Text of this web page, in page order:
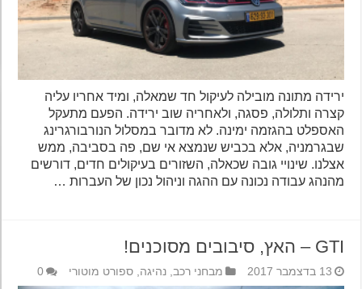
ירידה מתונה מובילה לעיקול חד שמאלה, ומיד אחריו עליה
קצרה ותלולה, פסגה, ולאחריה שוב ירידה. הפעם מתעקל
האספלט בהגזמה ימינה. לא מדובר במסלול הנורבורגרינג
שבגרמניה, אלא בכביש שנמצא אי שם, פה בסביבה, ממש
אצלנו. שינויי גובה שכאלה, השזורים בעיקולים חדים, דורשים
מהנהג עבודה נכונה עם ההגה וניהול נכון של העברות …
GTI – האץ, סיבובים מסוכנים!
13 בדצמבר 2017 מבחני רכב,נהיגה,ספורט מוטורי 0